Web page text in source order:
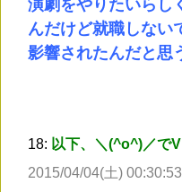
演劇をやりたいらし
んだけど就職しない
影響されたんだと思
18: 以下、＼(^o^)／で
2015/04/04(土)